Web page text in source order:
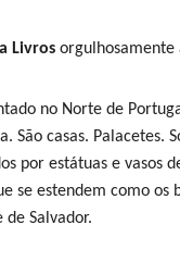
Livros orgulhosamente
no Norte de
São casas. Palacetes.
por estátuas e vasos
se estendem como os
de Salvador.